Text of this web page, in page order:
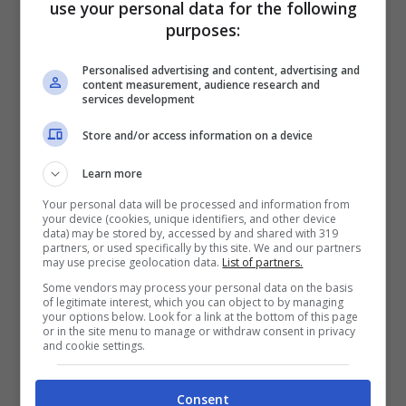
marmellata consumato inspiegabilmente
visto che al marito non piaceva. Shakira ha
espresso tutta la sua rabbia a modo suo
incidendo una revenge song, BZRP Music
Session 53, che è diventata un cult,
Nel 2013 invece la coppiaDemi Moore e
Ashton Kutcher,che fece sognare milioni di
fan arriva al capolinea dopo 6 anni di storia. Il
motivo? I numerosi e
bell’attore americano scoperti dalla moglie
use your personal data for the following
purposes:
Personalised advertising and content, advertising and
content measurement, audience research and
services development
Store and/or access information on a device
Learn more
Your personal data will be processed and information from
your device (cookies, unique identifiers, and other device
data) may be stored by, accessed by and shared with 319
partners, or used specifically by this site. We and our partners
may use precise geolocation data. List of partners.
Some vendors may process your personal data on the basis
of legitimate interest, which you can object to by managing
your options below. Look for a link at the bottom of this page
or in the site menu to manage or withdraw consent in privacy
and cookie settings.
Consent